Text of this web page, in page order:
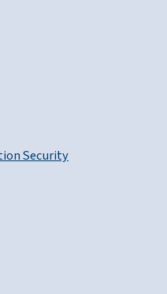
Security